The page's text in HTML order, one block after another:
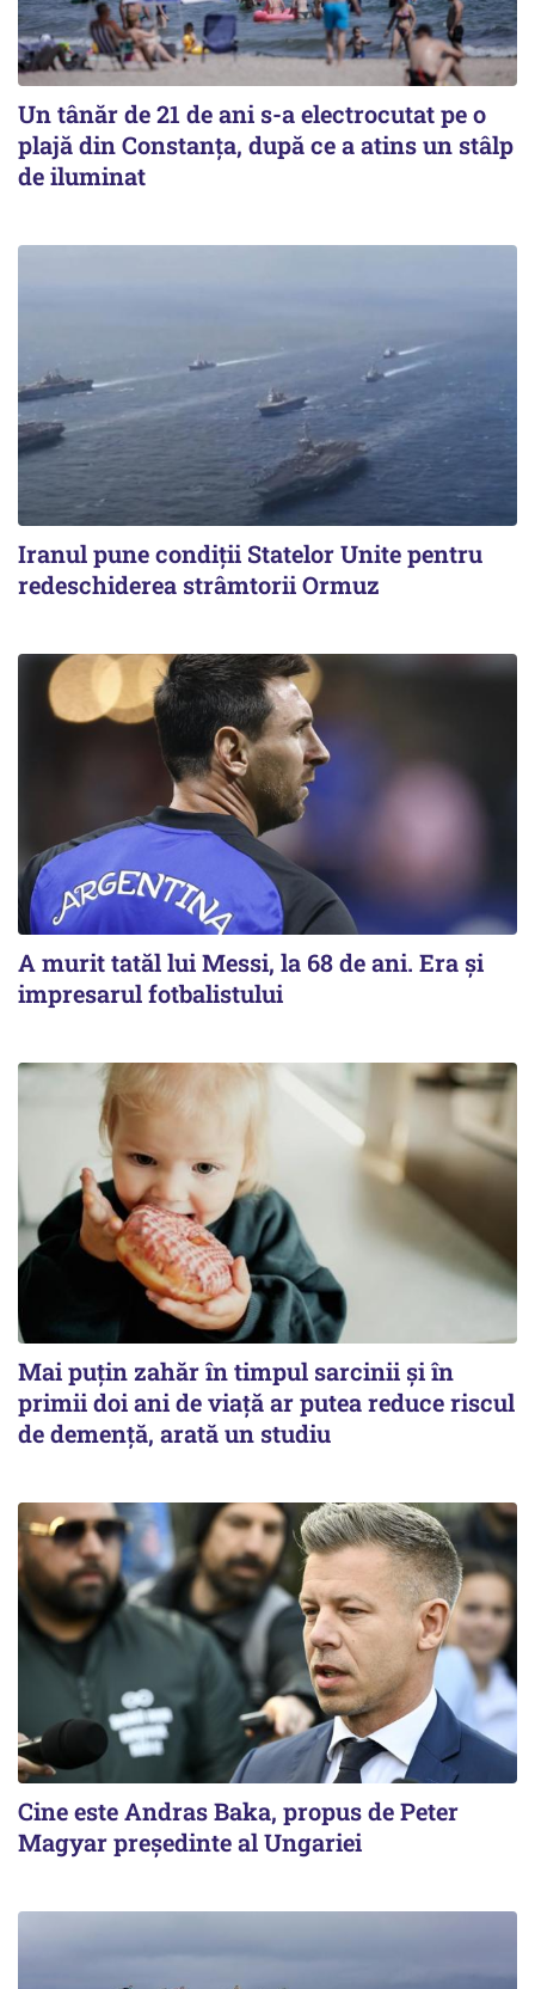
Un tânăr de 21 de ani s-a electrocutat pe o
plajă din Constanța, după ce a atins un stâlp
de iluminat
Iranul pune condiții Statelor Unite pentru
redeschiderea strâmtorii Ormuz
A murit tatăl lui Messi, la 68 de ani. Era și
impresarul fotbalistului
Mai puțin zahăr în timpul sarcinii și în
primii doi ani de viață ar putea reduce riscul
de demență, arată un studiu
Cine este Andras Baka, propus de Peter
Magyar președinte al Ungariei